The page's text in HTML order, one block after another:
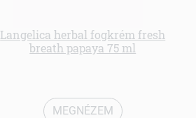
Langelica herbal fogkrém fresh
breath papaya 75 ml
MEGNÉZEM